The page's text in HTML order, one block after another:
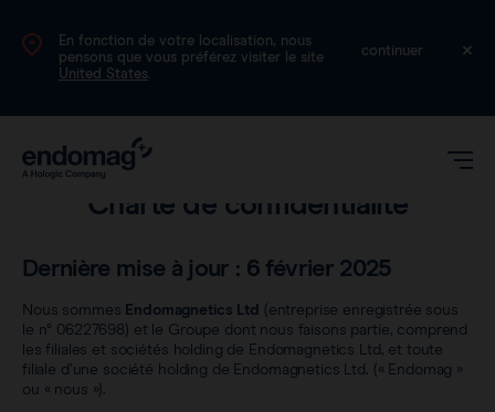
En fonction de votre localisation, nous
pensons que vous préférez visiter le site
United States.
continuer
FR
Magseed®
Charte de confidentialité
Dernière mise à jour : 6 février 2025
Nous sommes Endomagnetics Ltd
(entreprise enregistrée sous
le n° 06227698) et le Groupe dont nous faisons partie, comprend
les filiales et sociétés holding de Endomagnetics Ltd, et toute
filiale d’une société holding de Endomagnetics Ltd. (« Endomag »
ou « nous »).